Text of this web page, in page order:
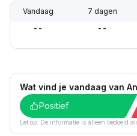
Vandaag 7 dagen
-- --
Wat vind je vandaag van
Positief
Let op: De informatie is alleen bedoeld